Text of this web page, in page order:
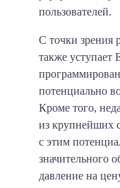
пользователей.
С точки зрения
также уступает
потенциально
Кроме того,
из крупнейших
с этим
значительного
давление на